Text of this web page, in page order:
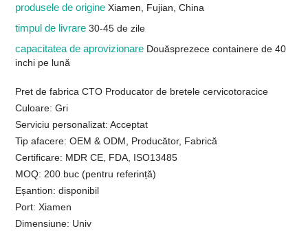
produsele de origineXiamen, Fujian, China
timpul de livrare30-45 de zile
capacitatea de aprovizionare Douăsprezece containere de 40
inchi pe lună
Pret de fabrica CTO Producator de bretele cervicotoracice
Culoare: Gri
Serviciu personalizat: Acceptat
Tip afacere: OEM & ODM, Producător, Fabrică
Certificare: MDR CE, FDA, ISO13485
MOQ: 200 buc (pentru referință)
Eșantion: disponibil
Port: Xiamen
Dimensiune: Univ